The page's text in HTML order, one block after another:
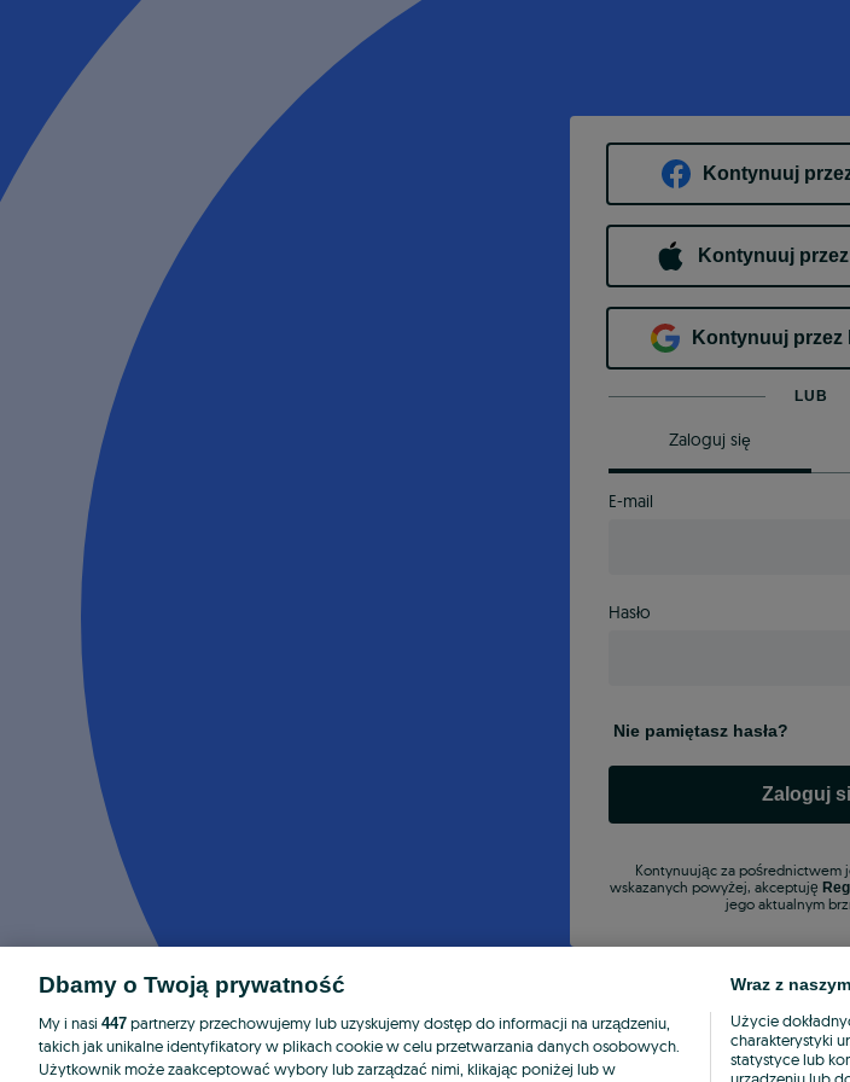
Kontynuuj
Kontynuuj
Kontynuuj przez
LUB
Zaloguj się
E-mail
Hasło
Nie pamiętasz hasła?
Zaloguj
Kontynuując za pośrednictwem
wskazanych powyżej, akceptuję
jego aktualnym
Dbamy o Twoją prywatność
My i nasi 447 partnerzy przechowujemy lub uzyskujemy dostęp do informacji na urządzeniu,
takich jak unikalne identyfikatory w plikach cookie w celu przetwarzania danych osobowych.
Użytkownik może zaakceptować wybory lub zarządzać nimi, klikając poniżej lub w
Wraz z
Użycie
charakterystyki
statystyce lub